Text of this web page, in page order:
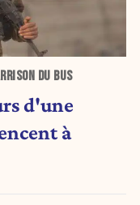
DU BUS
d'une
à